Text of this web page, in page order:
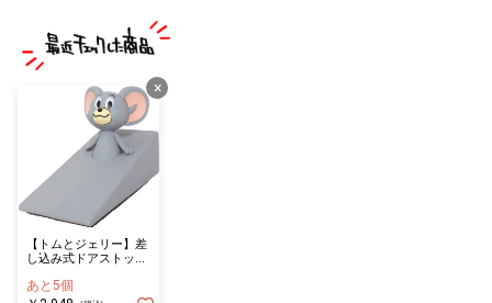
×
【トムとジェリー】差
し込み式ドアストッパ
タフィ
あと5個